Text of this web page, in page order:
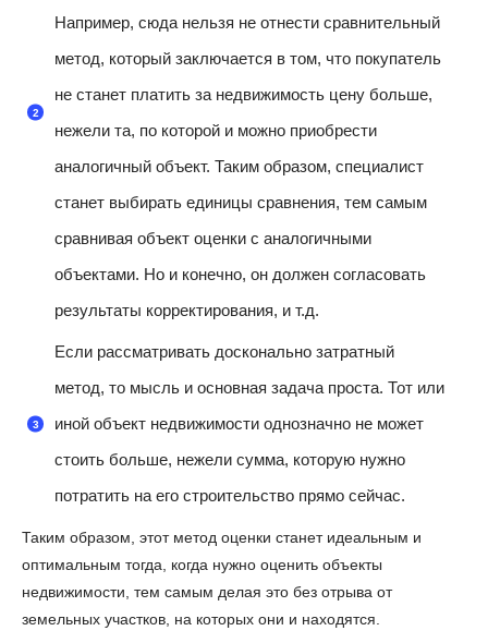
Например, сюда нельзя не отнести сравнительный
метод, который заключается в том, что покупатель
не станет платить за недвижимость цену больше,
нежели та, по которой и можно приобрести
аналогичный объект. Таким образом, специалист
станет выбирать единицы сравнения, тем самым
сравнивая объект оценки с аналогичными
объектами. Но и конечно, он должен согласовать
результаты корректирования, и т.д.
Если рассматривать досконально затратный
метод, то мысль и основная задача проста. Тот или
иной объект недвижимости однозначно не может
стоить больше, нежели сумма, которую нужно
потратить на его строительство прямо сейчас.
Таким образом, этот метод оценки станет идеальным и
оптимальным тогда, когда нужно оценить объекты
недвижимости, тем самым делая это без отрыва от
земельных участков, на которых они и находятся.